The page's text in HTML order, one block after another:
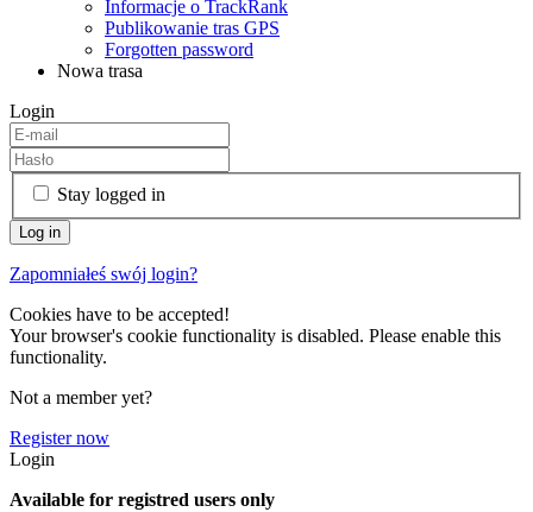
Informacje o TrackRank
Publikowanie tras GPS
Forgotten password
Nowa trasa
Login
Stay logged in
Zapomniałeś swój login?
Cookies have to be accepted!
Your browser's cookie functionality is disabled. Please enable this
functionality.
Not a member yet?
Register now
Login
Available for registred users only